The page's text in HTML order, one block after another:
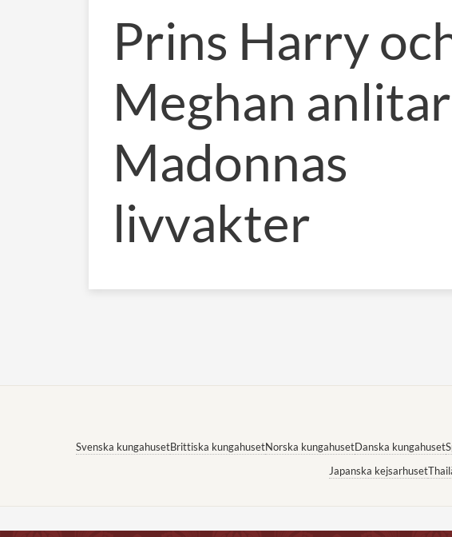
Prins Harry
Meghan anlitar
Madonnas
livvakter
Svenska kungahusetBrittiska kungahusetNorska kungahusetDanska kungahuset
Japanska kejsarhuset